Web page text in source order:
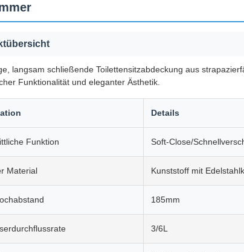
langsam schließende Toilettensitzabdeckung aus
Funktionalität und eleganter Ästhetik.
Details
Funktion Soft-Close/
Material Kunststoff mit
185mm
3/6L